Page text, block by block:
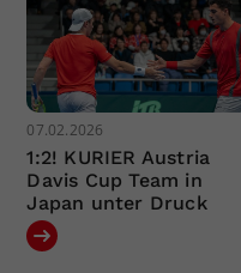
07.02.2026
1:2! KURIER Austria
Davis Cup Team in
Japan unter Druck